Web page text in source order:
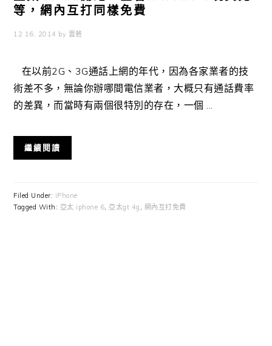
等，網內互打同樣免費
12 16, 2014 by 雲爸
在以前2G、3G通話上網的年代，因為各家業者的技
術差不多，無論你辦哪間電信業者，大概只有通話費率
的差異，而當時有兩個很特別的存在，一個 ...
繼續閱讀
Filed Under: iPhone
Tagged With: 亞太 iphone 6 亞太gt 4g 網內互打免費